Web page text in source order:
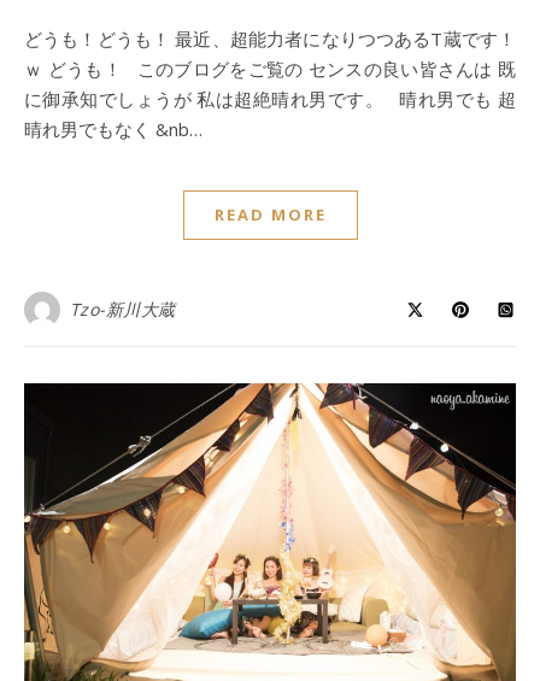
どうも！どうも！ 最近、超能力者になりつつあるT蔵です！
ｗ どうも！ このブログをご覧の センスの良い皆さんは 既
に御承知でしょうが 私は超絶晴れ男です。 晴れ男でも 超
晴れ男でもなく &nb…
READ MORE
Tzo-新川大蔵